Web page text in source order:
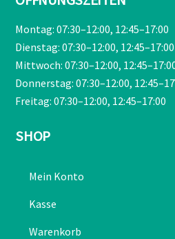
Montag: 07:30–12:00, 12:45–17:00
Dienstag: 07:30–12:00, 12:45–17:00
Mittwoch: 07:30–12:00,
Donnerstag: 07:30–12:00,
Freitag: 07:30–12:00, 12:45–17:00
SHOP
Mein Konto
Kasse
Warenkorb